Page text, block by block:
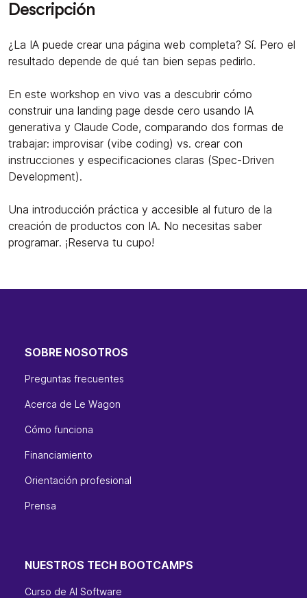
Descripción
¿La IA puede crear una página web completa? Sí. Pero el
resultado depende de qué tan bien sepas pedirlo.
En este workshop en vivo vas a descubrir cómo
construir una landing page desde cero usando IA
generativa y Claude Code, comparando dos formas de
trabajar: improvisar (vibe coding) vs. crear con
instrucciones y especificaciones claras (Spec-Driven
Development).
Una introducción práctica y accesible al futuro de la
creación de productos con IA. No necesitas saber
programar. ¡Reserva tu cupo!
SOBRE NOSOTROS
Preguntas frecuentes
Acerca de Le Wagon
Cómo funciona
Financiamiento
Orientación profesional
Prensa
NUESTROS TECH BOOTCAMPS
Curso de AI Software